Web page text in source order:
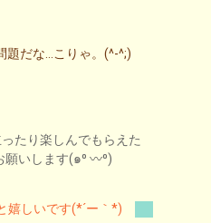
題だな…こりゃ。(^-^;)
たり楽しんでもらえた
願いします(๑⁰ 〰⁰)
嬉しいです(*´ー｀*)